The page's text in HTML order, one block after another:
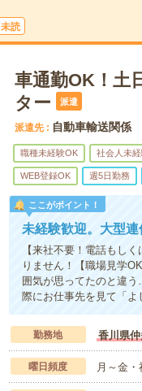
未読
車通勤OK！土
ター
派遣
派遣先 自動車輸送関係
職種未経験OK 社会人未
WEB登録OK 週5日勤務
ここがポイント！
未経験歓迎。大型
【来社不要！電話もし
りません！【職場見学
囲気が思ってたのと違
際にお仕事先を見て「
勤務地 香川県
曜日頻度 月～金・